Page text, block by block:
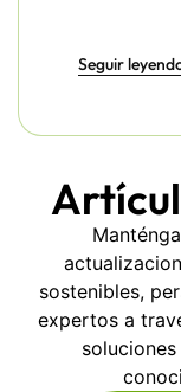
envuelve
Observe
caen en
ligeros
envío al
Seguir
sostenibles,
expertos a